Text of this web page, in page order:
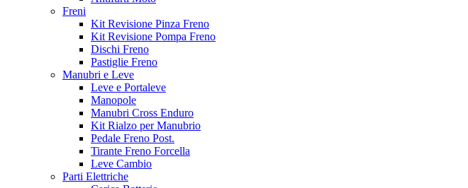
Freni
Kit Revisione Pinza Freno
Kit Revisione Pompa Freno
Dischi Freno
Pastiglie Freno
Manubri e Leve
Leve e Portaleve
Manopole
Manubri Cross Enduro
Kit Rialzo per Manubrio
Pedale Freno Post.
Tirante Freno Forcella
Leve Cambio
Parti Elettriche